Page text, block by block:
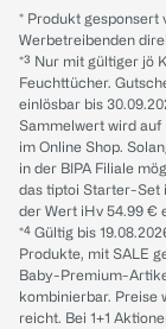
* Produkt gesponsert
Werbetreibenden
*³ Nur mit gültiger jö
Feuchttücher.
einlösbar bis
Sammelwert wird auf
im Online Shop.
in der BIPA Filiale
das tiptoi Starter-Set
der Wert iHv 54.99 €
*⁴ Gültig bis
Produkte, mit SALE
Baby-Premium-
kombinierbar. Preise
reicht. Bei 1+1